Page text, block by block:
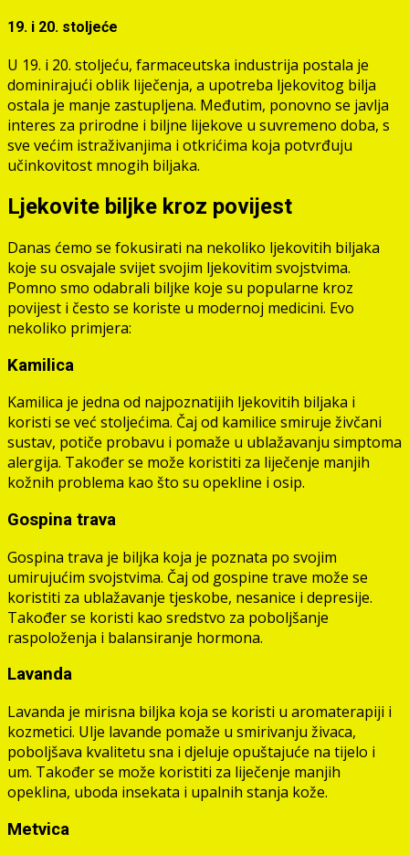
19. i 20. stoljeće
U 19. i 20. stoljeću, farmaceutska industrija postala je
dominirajući oblik liječenja, a upotreba ljekovitog bilja
ostala je manje zastupljena. Međutim, ponovno se javlja
interes za prirodne i biljne lijekove u suvremeno doba, s
sve većim istraživanjima i otkrićima koja potvrđuju
učinkovitost mnogih biljaka.
Ljekovite biljke kroz povijest
Danas ćemo se fokusirati na nekoliko ljekovitih biljaka
koje su osvajale svijet svojim ljekovitim svojstvima.
Pomno smo odabrali biljke koje su popularne kroz
povijest i često se koriste u modernoj medicini. Evo
nekoliko primjera:
Kamilica
Kamilica je jedna od najpoznatijih ljekovitih biljaka i
koristi se već stoljećima. Čaj od kamilice smiruje živčani
sustav, potiče probavu i pomaže u ublažavanju simptoma
alergija. Također se može koristiti za liječenje manjih
kožnih problema kao što su opekline i osip.
Gospina trava
Gospina trava je biljka koja je poznata po svojim
umirujućim svojstvima. Čaj od gospine trave može se
koristiti za ublažavanje tjeskobe, nesanice i depresije.
Također se koristi kao sredstvo za poboljšanje
raspoloženja i balansiranje hormona.
Lavanda
Lavanda je mirisna biljka koja se koristi u aromaterapiji i
kozmetici. Ulje lavande pomaže u smirivanju živaca,
poboljšava kvalitetu sna i djeluje opuštajuće na tijelo i
um. Također se može koristiti za liječenje manjih
opeklina, uboda insekata i upalnih stanja kože.
Metvica